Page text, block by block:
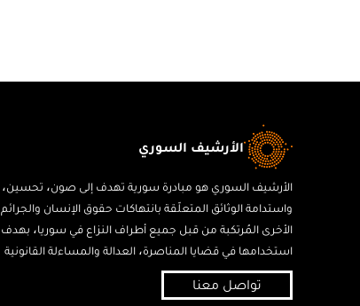
الأرشيف السوري
الأرشيف السوري هو مبادرة سورية تهدف إلى صون، تحسين،
واستدامة الوثائق المتعلّقة بانتهاكات حقوق الإنسان والجرائم
الأخرى المُرتكبة من قبل جميع أطراف النزاع في سوريا، بهدف
استخدامها في قضايا المناصرة، العدالة والمساءلة القانونية
تواصل معنا